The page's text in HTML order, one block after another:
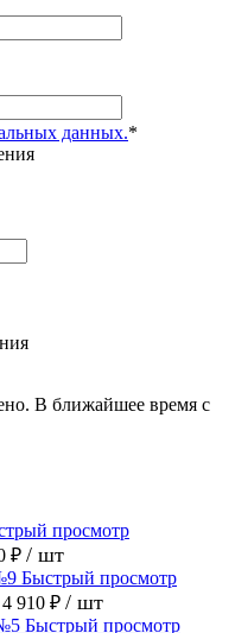
данных.*
В ближайшее время с
просмотр
₽ / шт
Быстрый просмотр
4 910 ₽ / шт
Быстрый просмотр